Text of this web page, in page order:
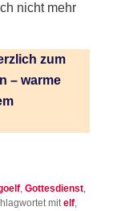
nicht mehr
zum
– war­me
,Gottesdienst,
mit elf,